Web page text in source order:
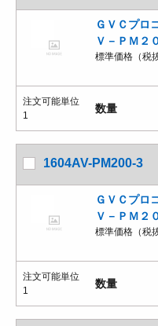
ＧＶＣプロ
Ｖ－ＰＭ２
標準価格（税
注文可能単位
1
数量
1604AV-PM200-3
ＧＶＣプロ
Ｖ－ＰＭ２
標準価格（税
注文可能単位
1
数量